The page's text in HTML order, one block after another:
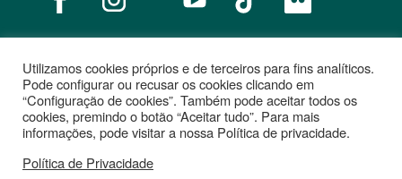
Notícias Recrutamento Portugal 2020
União Europeia
Projetos cofinanciados
Utilizamos cookies próprios e de terceiros para fins analíticos.
Pode configurar ou recusar os cookies clicando em
“Configuração de cookies”. Também pode aceitar todos os
cookies, premindo o botão “Aceitar tudo”. Para mais
informações, pode visitar a nossa Política de privacidade.
Política de Privacidade